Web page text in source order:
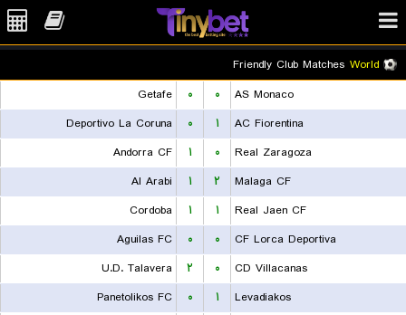
World
Friendly Club Matches
AS Monaco
۰ ۰
Getafe
AC Fiorentina
۱ ۰
Deportivo La Coruna
Real Zaragoza
۰ ۱
Andorra CF
Malaga CF
۲ ۱
Al Arabi
Real Jaen CF
۱ ۱
Cordoba
CF Lorca Deportiva
۰ ۰
Aguilas FC
CD Villacanas
۰ ۲
U.D. Talavera
Levadiakos
۱ ۰
Panetolikos FC